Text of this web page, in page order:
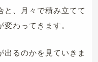
と、月々で積み立てて
わってきます。
出るのかを見ていきま